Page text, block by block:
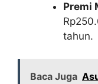
Premi
tahun.
Baca Juga